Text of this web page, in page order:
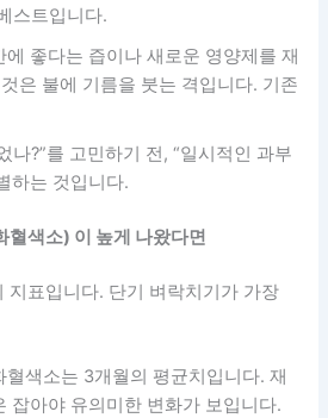
스트입니다.
에 좋다는 즙이나 새로운 영양제를 재
은 불에 기름을 붓는 격입니다. 기존
나?”를 고민하기 전, “일시적인 과부
하는 것입니다.
혈색소) 이 높게 나왔다면
지표입니다. 단기 벼락치기가 가장
혈색소는 3개월의 평균치입니다. 재
잡아야 유의미한 변화가 보입니다.